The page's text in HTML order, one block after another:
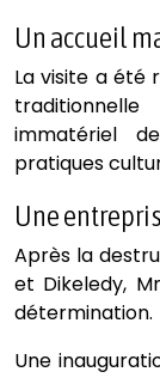
Un accueil
La visite a été
immatériel
pratiques
Une
Après la
et Dikeledy,
détermination.
Une